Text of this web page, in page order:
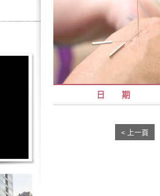
日 期
< 上一頁